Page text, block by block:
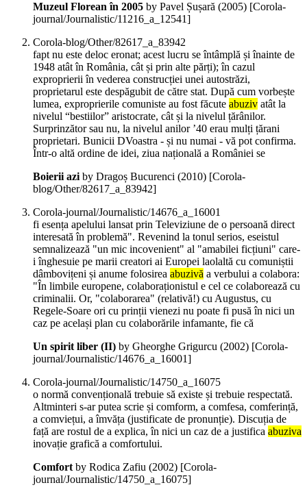
Muzeul Florean în 2005 by Pavel Șușară (2005) [Corola-
journal/Journalistic/11216_a_12541]
Corola-blog/Other/82617_a_83942
fapt nu este deloc eronat; acest lucru se întâmplă și înainte de
1948 atât în România, cât și prin alte părți); în cazul
exproprierii în vederea construcției unei autostrăzi,
proprietarul este despăgubit de către stat. După cum vorbește
lumea, exproprierile comuniste au fost făcute abuziv atât la
nivelul “bestiilor” aristocrate, cât și la nivelul țărânilor.
Surprinzător sau nu, la nivelul anilor ’40 erau mulți țărani
proprietari. Bunicii DVoastra - și nu numai - vă pot confirma.
Într-o altă ordine de idei, ziua națională a României se
Boierii aziby Dragoș Bucurenci (2010) [Corola-
blog/Other/82617_a_83942]
Corola-journal/Journalistic/14676_a_16001
fi esența apelului lansat prin Televiziune de o persoană direct
interesată în problemă". Revenind la tonul serios, eseistul
semnalizează "un mic incovenient" al "amabilei ficțiuni" care-
i înghesuie pe marii creatori ai Europei laolaltă cu comuniștii
dâmbovițeni și anume folosirea abuzivă a verbului a colabora:
"În limbile europene, colaboraționistul e cel ce colaborează cu
criminalii. Or, "colaborarea" (relativă!) cu Augustus, cu
Regele-Soare ori cu prinții vienezi nu poate fi pusă în nici un
caz pe același plan cu colaborările infamante, fie că
Un spirit liber (II) by Gheorghe Grigurcu (2002) [Corola-
journal/Journalistic/14676_a_16001]
Corola-journal/Journalistic/14750_a_16075
o normă convențională trebuie să existe și trebuie respectată.
Altminteri s-ar putea scrie și comform, a comfesa, comferință,
a comviețui, a îmvăța (justificate de pronunție). Discuția de
față are rostul de a explica, în nici un caz de a justifica abuziva
inovație grafică a comfortului.
Comfortby Rodica Zafiu (2002) [Corola-
journal/Journalistic/14750_a_16075]